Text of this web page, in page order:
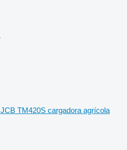
JCB TM420S cargadora agrícola